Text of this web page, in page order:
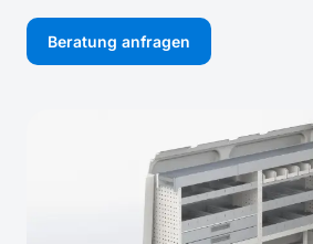
Beratung anfragen